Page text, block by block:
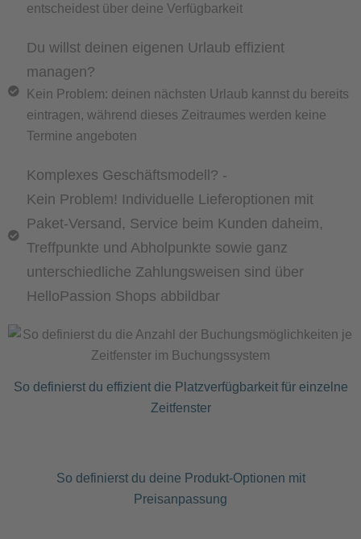
entscheidest über deine Verfügbarkeit
Du willst deinen eigenen Urlaub effizient
managen?
Kein Problem: deinen nächsten Urlaub kannst du bereits
eintragen, während dieses Zeitraumes werden keine
Termine angeboten
Komplexes Geschäftsmodell? -
Kein Problem! Individuelle Lieferoptionen mit
Paket-Versand, Service beim Kunden daheim,
Treffpunkte und Abholpunkte sowie ganz
unterschiedliche Zahlungsweisen sind über
HelloPassion Shops abbildbar
So definierst du effizient die Platzverfügbarkeit für einzelne
Zeitfenster
So definierst du deine Produkt-Optionen mit
Preisanpassung